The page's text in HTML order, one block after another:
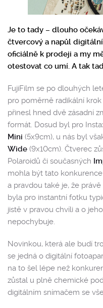
Je to tady – dlouho
čtvercový a napůl
oficiálně k prodeji a my
otestovat co umí. A tak
FujiFilm se po dlouhých
pro poměrně radikální
přinesl hned dvě zásadní
formát. Dosud byl pro
Mini (5x9cm), u nás byl
Wide (9x10cm). Čtverec
Polaroidů či současných
mohla být tato
a pravdou také je, že
byla pro instantní fotku
jistě v pravou chvíli a o
nepochybuje.
Novinkou, která ale budí
se jedná o digitální
na to šel lépe než
zůstal u plně chemické
digitálním snímačem se